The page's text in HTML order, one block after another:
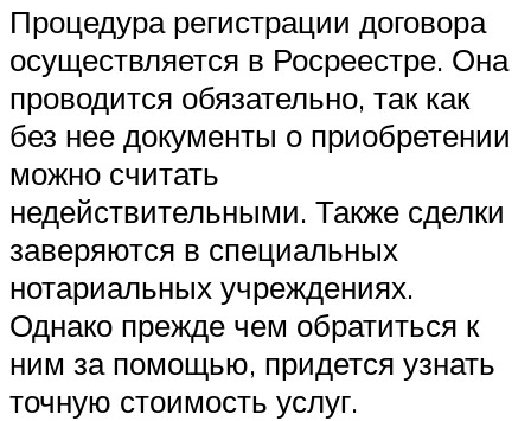
Процедура регистрации договора
осуществляется в Росреестре. Она
проводится обязательно, так как
без нее документы о приобретении
можно считать
недействительными. Также сделки
заверяются в специальных
нотариальных учреждениях.
Однако прежде чем обратиться к
ним за помощью, придется узнать
точную стоимость услуг.